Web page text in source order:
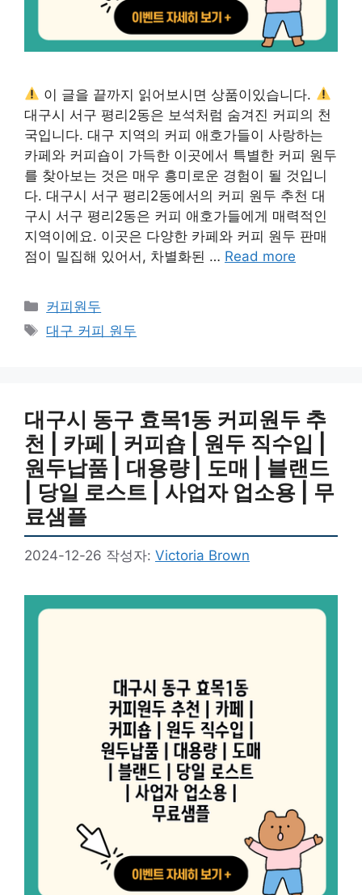
이 글을 끝까지 읽어보시면 상품이있습니다.
대구시 서구 평리2동은 보석처럼 숨겨진 커피의 천
국입니다. 대구 지역의 커피 애호가들이 사랑하는
카페와 커피숍이 가득한 이곳에서 특별한 커피 원두
를 찾아보는 것은 매우 흥미로운 경험이 될 것입니
다. 대구시 서구 평리2동에서의 커피 원두 추천 대
구시 서구 평리2동은 커피 애호가들에게 매력적인
지역이에요. 이곳은 다양한 카페와 커피 원두 판매
점이 밀집해 있어서, 차별화된 … Read more
카
테
고
커피원두
태
대구 커피 원두
대구시 동구 효목1동 커피원두 추
천 | 카페 | 커피숍 | 원두 직수입 |
원두납품 | 대용량 | 도매 | 블랜드
| 당일 로스트 | 사업자 업소용 | 무
료샘플
2024-12-26 작성자: Victoria Brown